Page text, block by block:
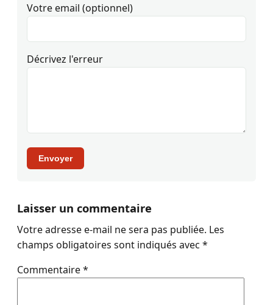
Votre email (optionnel)
Décrivez l'erreur
Envoyer
Laisser un commentaire
Votre adresse e-mail ne sera pas publiée. Les
champs obligatoires sont indiqués avec *
Commentaire*